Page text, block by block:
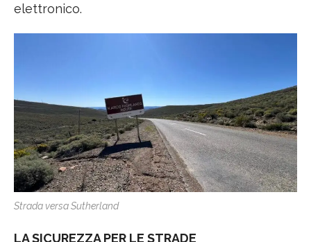
elettronico.
Strada versa Sutherland
LA SICUREZZA PER LE STRADE